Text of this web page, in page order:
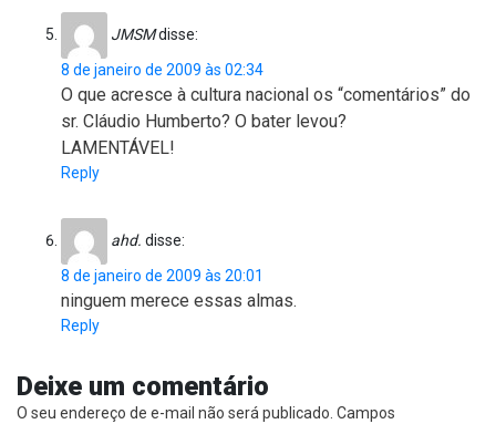
JMSMdisse:
8 de janeiro de 2009 às 02:34
O que acresce à cultura nacional os “comentários” do
sr. Cláudio Humberto? O bater levou?
LAMENTÁVEL!
Reply
ahd. disse:
8 de janeiro de 2009 às 20:01
ninguem merece essas almas.
Reply
Deixe um comentário
O seu endereço de e-mail não será publicado. Campos